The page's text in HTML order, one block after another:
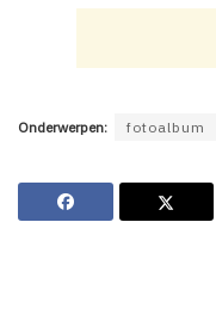
Onderwerpen: fotoalbum